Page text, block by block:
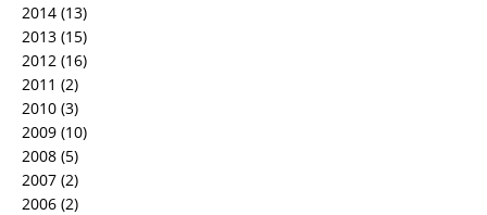
2014 (13)
2013 (15)
2012 (16)
2011 (2)
2010 (3)
2009 (10)
2008 (5)
2007 (2)
2006 (2)